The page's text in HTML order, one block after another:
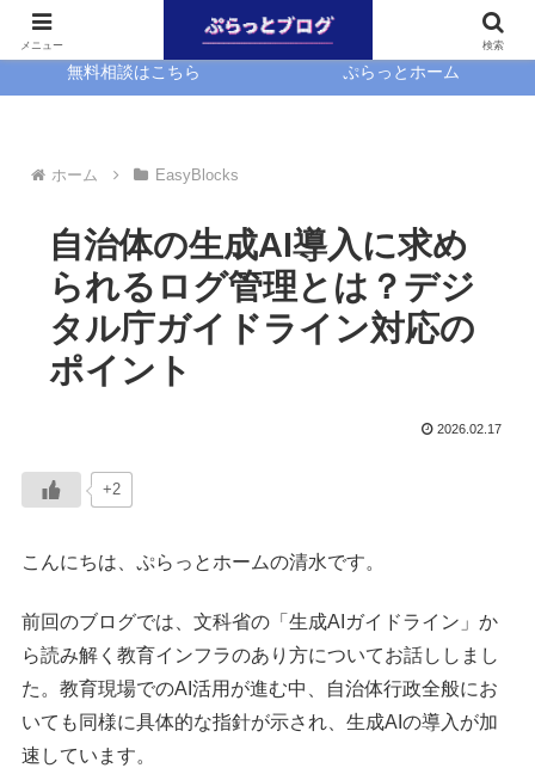
無料相談はこちら ぷらっとホーム
ホーム EasyBlocks
自治体の生成AI導入に求め
られるログ管理とは？デジ
タル庁ガイドライン対応の
ポイント
2026.02.17
+2
こんにちは、ぷらっとホームの清水です。
前回のブログでは、文科省の「生成AIガイドライン」か
ら読み解く教育インフラのあり方についてお話ししまし
た。教育現場でのAI活用が進む中、自治体行政全般にお
いても同様に具体的な指針が示され、生成AIの導入が加
速しています。
メニュー 検索